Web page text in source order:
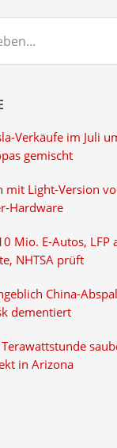
Verkäufe im Juli
gemischt
mit Light-Version
Hardware
Mio. E-Autos, LFP
NHTSA prüft
China-
dementiert
in Arizona